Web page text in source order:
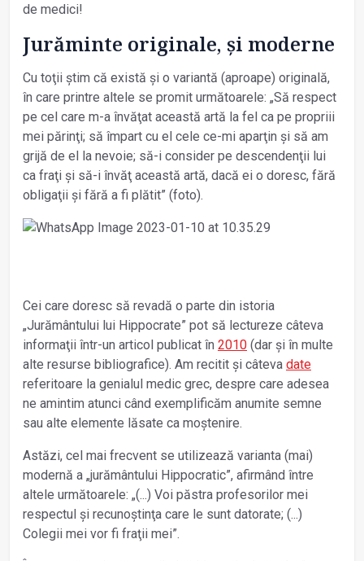
de medici!
Jurăminte originale, și moderne
Cu toţii știm că există și o variantă (aproape) originală,
în care printre altele se promit următoarele: „Să respect
pe cel care m-a învăţat această artă la fel ca pe propriii
mei părinţi; să împart cu el cele ce-mi aparţin și să am
grijă de el la nevoie; să-i consider pe descendenţii lui
ca fraţi și să-i învăţ această artă, dacă ei o doresc, fără
obligaţii și fără a fi plătit” (foto).
Cei care doresc să revadă o parte din istoria
„Jurământului lui Hippocrate” pot să lectureze câteva
informaţii într-un articol publicat în 2010 (dar și în multe
alte resurse bibliografice). Am recitit și câteva date
referitoare la genialul medic grec, despre care adesea
ne amintim atunci când exemplificăm anumite semne
sau alte elemente lăsate ca moștenire.
Astăzi, cel mai frecvent se utilizează varianta (mai)
modernă a „jurământului Hippocratic”, afirmând între
altele următoarele: „(...) Voi păstra profesorilor mei
respectul şi recunoştinţa care le sunt datorate; (...)
Colegii mei vor fi fraţii mei”.